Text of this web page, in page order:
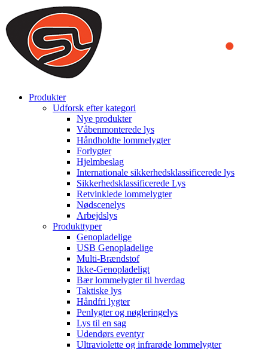
We use cookies to ensure that we provide you the best experience
on our website. By continuing to browse this website, you accept
that cookies are used to help us analyze how the website is used and
to offer you a better experience. To learn more or to find out how
you can disable cookies, you can access our
Produkter
Udforsk efter kategori
Nye produkter
Våbenmonterede lys
Håndholdte lommelygter
Forlygter
Hjelmbeslag
Internationale sikkerhedsklassificerede lys
Sikkerhedsklassificerede Lys
Retvinklede lommelygter
Nødscenelys
Arbejdslys
Produkttyper
Genopladelige
USB Genopladelige
Multi-Brændstof
Ikke-Genopladeligt
Bær lommelygter til hverdag
Taktiske lys
Håndfri lygter
Penlygter og nøgleringelys
Lys til en sag
Udendørs eventyr
Ultraviolette og infrarøde lommelygter